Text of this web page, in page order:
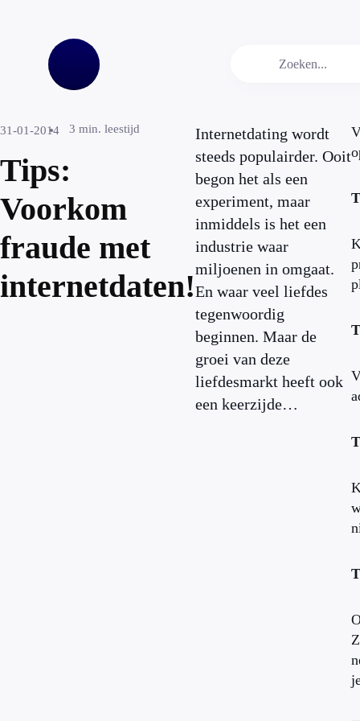
31-01-2014 3 min. leestijd
Tips:
Voorkom
fraude met
internetdaten!
Internetdating wordt
steeds populairder. Ooit
begon het als een
experiment, maar
inmiddels is het een
industrie waar
miljoenen in omgaat.
En waar veel liefdes
tegenwoordig
beginnen. Maar de
groei van deze
liefdesmarkt heeft ook
een keerzijde…